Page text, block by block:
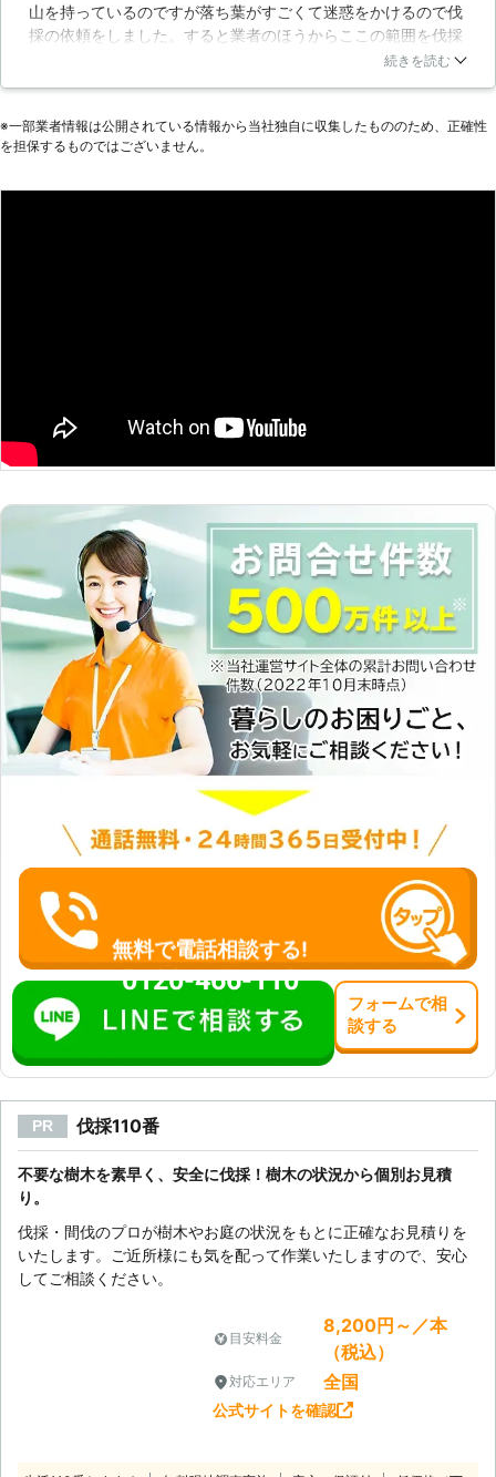
山を持っているのですが落ち葉がすごくて迷惑をかけるので伐
採の依頼をしました。すると業者のほうからここの範囲を伐採
すれば大丈夫という提案を受けて見積もりをしてもらい合意を
果もばっちりでした。
続きを読む
※⼀部業者情報は公開されている情報から当社独⾃に収集したもののため、正確性
を担保するものではございません。
無料で電話相談する!
0120-466-110
フォームで相
談する
PR 伐採110番
不要な樹木を素早く、安全に伐採！樹木の状況から個別お見積
り。
伐採・間伐のプロが樹木やお庭の状況をもとに正確なお見積りを
いたします。ご近所様にも気を配って作業いたしますので、安心
してご相談ください。
目安料金
8,200円～／本
（税込）
対応エリア 全国
公式サイトを確認